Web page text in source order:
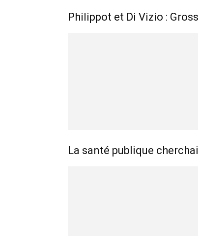
Philippot et Di Vizio :
La santé publique